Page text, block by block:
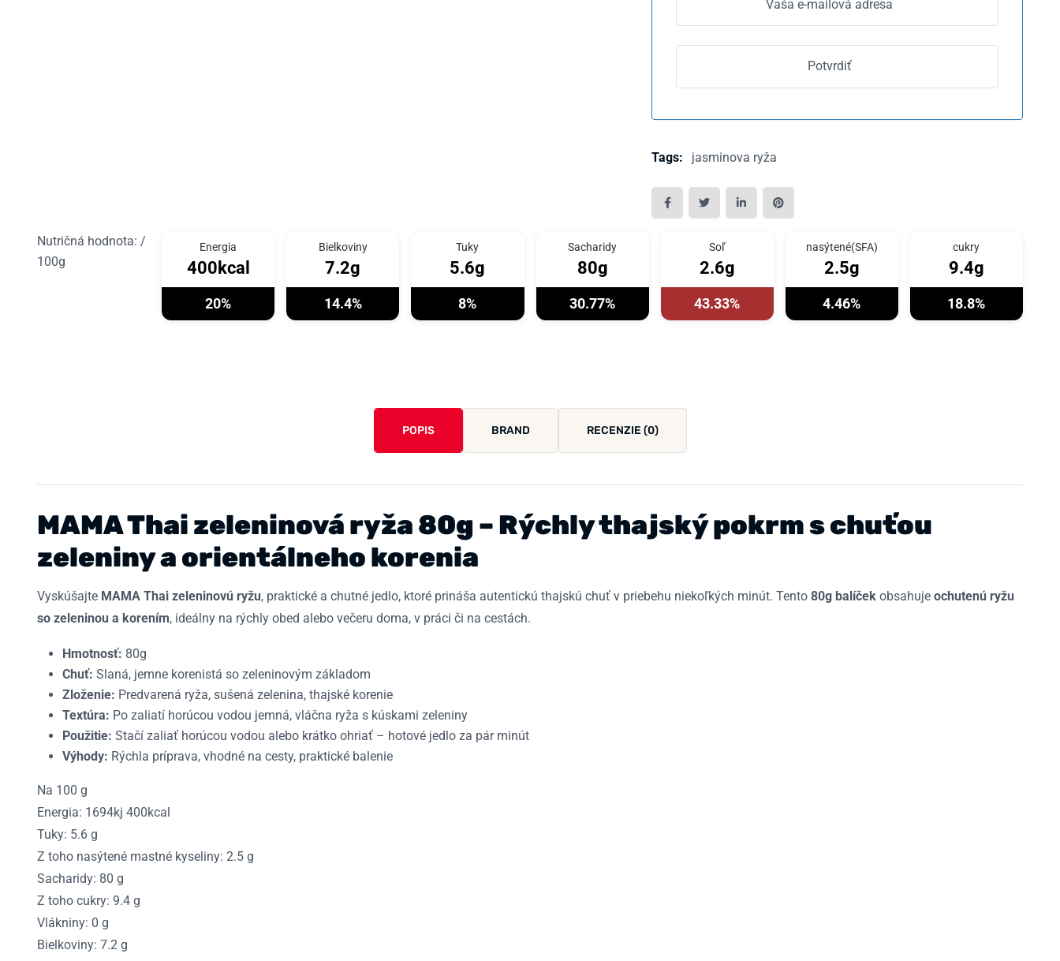
Tags: jasminova ryža
Nutričná hodnota: /
100g
Energia
400kcal
20%
Bielkoviny
7.2g
14.4%
Tuky
5.6g
8%
Sacharidy
80g
30.77%
Soľ
2.6g
43.33%
nasýtené(SFA)
2.5g
4.46%
cukry
9.4g
18.8%
POPIS BRAND RECENZIE (0)
MAMA Thai zeleninová ryža 80g – Rýchly thajský pokrm s chuťou
zeleniny a orientálneho korenia
Vyskúšajte MAMA Thai zeleninovú ryžu, praktické a chutné jedlo, ktoré prináša autentickú thajskú chuť v priebehu niekoľkých minút. Tento 80g balíček obsahuje ochutenú ryžu
so zeleninou a korením, ideálny na rýchly obed alebo večeru doma, v práci či na cestách.
Hmotnosť: 80g
Chuť: Slaná, jemne korenistá so zeleninovým základom
Zloženie: Predvarená ryža, sušená zelenina, thajské korenie
Textúra: Po zaliatí horúcou vodou jemná, vláčna ryža s kúskami zeleniny
Použitie: Stačí zaliať horúcou vodou alebo krátko ohriať – hotové jedlo za pár minút
Výhody: Rýchla príprava, vhodné na cesty, praktické balenie
Na 100 g
Energia: 1694kj 400kcal
Tuky: 5.6 g
Z toho nasýtené mastné kyseliny: 2.5 g
Sacharidy: 80 g
Z toho cukry: 9.4 g
Vlákniny: 0 g
Bielkoviny: 7.2 g